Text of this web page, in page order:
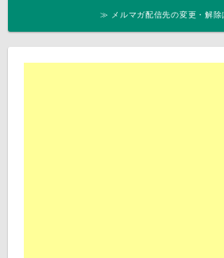
≫ メルマガ配信先の変更・解除